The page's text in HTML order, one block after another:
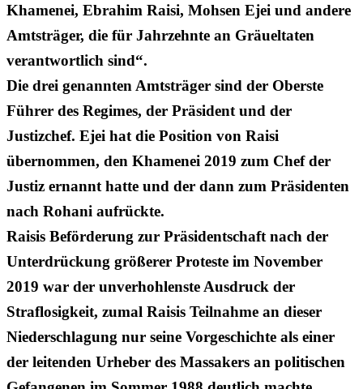
Khamenei, Ebrahim Raisi, Mohsen Ejei und andere
Amtsträger, die für Jahrzehnte an Gräueltaten
verantwortlich sind“.
Die drei genannten Amtsträger sind der Oberste
Führer des Regimes, der Präsident und der
Justizchef. Ejei hat die Position von Raisi
übernommen, den Khamenei 2019 zum Chef der
Justiz ernannt hatte und der dann zum Präsidenten
nach Rohani aufrückte.
Raisis Beförderung zur Präsidentschaft nach der
Unterdrückung größerer Proteste im November
2019 war der unverhohlenste Ausdruck der
Straflosigkeit, zumal Raisis Teilnahme an dieser
Niederschlagung nur seine Vorgeschichte als einer
der leitenden Urheber des Massakers an politischen